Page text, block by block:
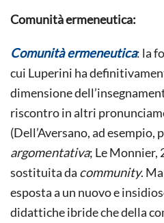
Comunità ermeneutica:
Comunità ermeneutica: la
cui Luperini ha
dimensione
riscontro in altri
(Dell’Aversano, ad esempio,
argomentativa; Le Monnier,
sostituita da community.
esposta a un nuovo e
didattiche ibride che della